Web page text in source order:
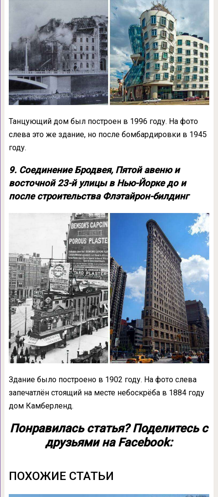
Танцующий дом был построен в 1996 году. На фото
слева это же здание, но после бомбардировки в 1945
году.
9. Соединение Бродвея, Пятой авеню и
восточной 23-й улицы в Нью-Йорке до и
после строительства Флэтайрон-билдинг
Здание было построено в 1902 году. На фото слева
запечатлён стоящий на месте небоскрёба в 1884 году
дом Камберленд.
Понравилась статья? Поделитесь с
друзьями на Facebook:
ПОХОЖИЕ СТАТЬИ